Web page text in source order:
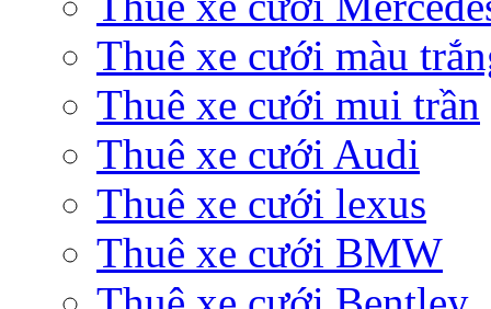
Thuê xe cưới màu
Thuê xe cưới mui trần
Thuê xe cưới Audi
Thuê xe cưới lexus
Thuê xe cưới BMW